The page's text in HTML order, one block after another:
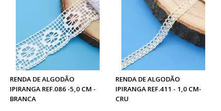
RENDA DE ALGODÃO
IPIRANGA REF.086 -5,0 CM -
BRANCA
RENDA DE ALGODÃO
IPIRANGA REF.411 - 1,0 CM-
CRU